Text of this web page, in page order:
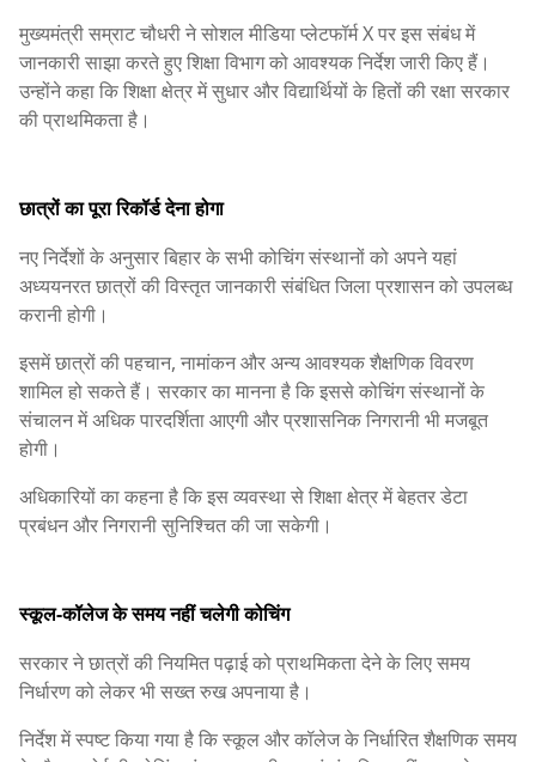
मुख्यमंत्री सम्राट चौधरी ने सोशल मीडिया प्लेटफॉर्म X पर इस संबंध में
जानकारी साझा करते हुए शिक्षा विभाग को आवश्यक निर्देश जारी किए हैं।
उन्होंने कहा कि शिक्षा क्षेत्र में सुधार और विद्यार्थियों के हितों की रक्षा सरकार
की प्राथमिकता है।
छात्रों का पूरा रिकॉर्ड देना होगा
नए निर्देशों के अनुसार बिहार के सभी कोचिंग संस्थानों को अपने यहां
अध्ययनरत छात्रों की विस्तृत जानकारी संबंधित जिला प्रशासन को उपलब्ध
करानी होगी।
इसमें छात्रों की पहचान, नामांकन और अन्य आवश्यक शैक्षणिक विवरण
शामिल हो सकते हैं। सरकार का मानना है कि इससे कोचिंग संस्थानों के
संचालन में अधिक पारदर्शिता आएगी और प्रशासनिक निगरानी भी मजबूत
होगी।
अधिकारियों का कहना है कि इस व्यवस्था से शिक्षा क्षेत्र में बेहतर डेटा
प्रबंधन और निगरानी सुनिश्चित की जा सकेगी।
स्कूल-कॉलेज के समय नहीं चलेगी कोचिंग
सरकार ने छात्रों की नियमित पढ़ाई को प्राथमिकता देने के लिए समय
निर्धारण को लेकर भी सख्त रुख अपनाया है।
निर्देश में स्पष्ट किया गया है कि स्कूल और कॉलेज के निर्धारित शैक्षणिक समय